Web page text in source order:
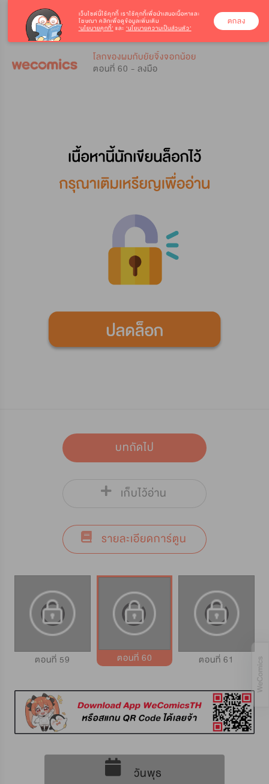
โลกของผมกับยัยจิ้งจอกน้อย
ตอนที่ 60 - ลงมือ
บทถัดไป
เก็บไว้อ่าน
รายละเอียดการ์ตูน
ตอนที่ 59 ตอนที่ 60 ตอนที่ 61
วันพุธ
เว็บไซต์นี้ใช้คุกกี้ เราใช้คุกกี้เพื่อนำเสนอเนื้อหาและ
โฆษณา คลิกเพื่อดูข้อมูลเพิ่มเติม
‘นโยบายคุกกี้’ และ ‘นโยบายความเป็นส่วนตัว’
ตกลง